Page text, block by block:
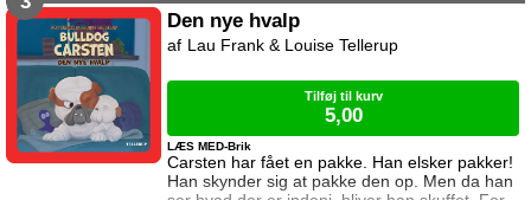
href="https://tellerup.com/bog/4914/"Denne
titel findes også i LIX 8!/a
Den nye hvalp
Carsten har fået en pakke. Han elsker pakker!
Han skynder sig at pakke den op. Men da han
LÆS MED-Brik
Lau Frank & Louise Tellerup
Tilføj til kurv
5,00